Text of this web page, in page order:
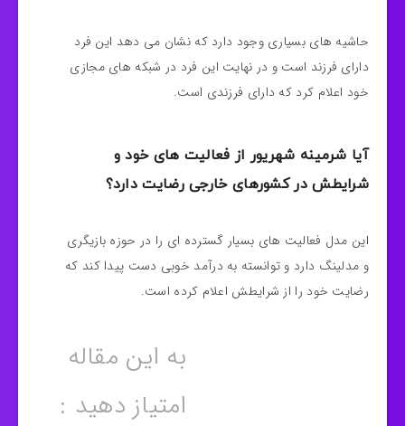
حاشیه های بسیاری وجود دارد که نشان می‌ دهد این فرد
دارای فرزند است و در نهایت این فرد در شبکه‌ های مجازی
خود اعلام کرد که دارای فرزندی است.
آیا شرمینه شهریور از فعالیت های خود و
شرایطش در کشورهای خارجی رضایت دارد؟
این مدل فعالیت های بسیار گسترده ای را در حوزه بازیگری
و مدلینگ دارد و توانسته به درآمد خوبی دست پیدا کند که
رضایت خود را از شرایطش اعلام کرده است.
به این مقاله
امتیاز دهید :